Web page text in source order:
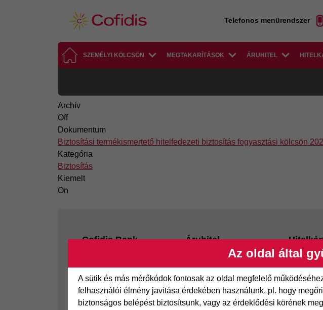
Telefonos menürendszer
SZEMÉLYI KÖLCSÖN MEGTAKARÍTÁSOK ÁRUHITEL
Archív
Off
Dokumentum
Biztosítási termékismertető hitelfedezeti biztosítás fogyasztási kölcsön
Kategória
Biztosítás
Kiemelt
On
Az oldal által
A sütik és más mérőkódok fontosak az oldal megfelelő
felhasználói élmény javítása érdekében használunk, pl. hogy
biztonságos belépést biztosítsunk, vagy az érdeklődési körének
Footer
Cofidis Bank
Rólunk
Panaszkezelés
Áruhitel
Az áruhitelről
Joker részletfizetés
Online Áruhitel
Cofidis
Áruhitel
Mindig